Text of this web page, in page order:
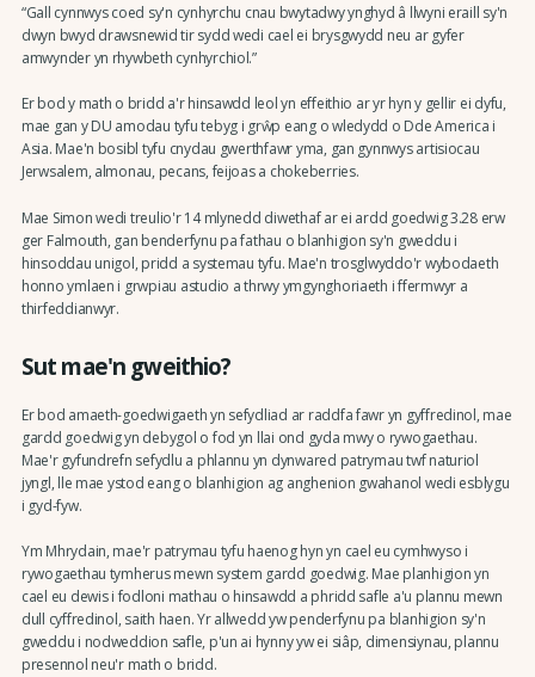
“Gall cynnwys coed sy'n cynhyrchu cnau bwytadwy ynghyd â llwyni eraill sy'n
dwyn bwyd drawsnewid tir sydd wedi cael ei brysgwydd neu ar gyfer
amwynder yn rhywbeth cynhyrchiol.”
Er bod y math o bridd a'r hinsawdd leol yn effeithio ar yr hyn y gellir ei dyfu,
mae gan y DU amodau tyfu tebyg i grŵp eang o wledydd o Dde America i
Asia. Mae'n bosibl tyfu cnydau gwerthfawr yma, gan gynnwys artisiocau
Jerwsalem, almonau, pecans, feijoas a chokeberries.
Mae Simon wedi treulio'r 14 mlynedd diwethaf ar ei ardd goedwig 3.28 erw
ger Falmouth, gan benderfynu pa fathau o blanhigion sy'n gweddu i
hinsoddau unigol, pridd a systemau tyfu. Mae'n trosglwyddo'r wybodaeth
honno ymlaen i grwpiau astudio a thrwy ymgynghoriaeth i ffermwyr a
thirfeddianwyr.
Sut mae'n gweithio?
Er bod amaeth-goedwigaeth yn sefydliad ar raddfa fawr yn gyffredinol, mae
gardd goedwig yn debygol o fod yn llai ond gyda mwy o rywogaethau.
Mae'r gyfundrefn sefydlu a phlannu yn dynwared patrymau twf naturiol
jyngl, lle mae ystod eang o blanhigion ag anghenion gwahanol wedi esblygu
i gyd-fyw.
Ym Mhrydain, mae'r patrymau tyfu haenog hyn yn cael eu cymhwyso i
rywogaethau tymherus mewn system gardd goedwig. Mae planhigion yn
cael eu dewis i fodloni mathau o hinsawdd a phridd safle a'u plannu mewn
dull cyffredinol, saith haen. Yr allwedd yw penderfynu pa blanhigion sy'n
gweddu i nodweddion safle, p'un ai hynny yw ei siâp, dimensiynau, plannu
presennol neu'r math o bridd.